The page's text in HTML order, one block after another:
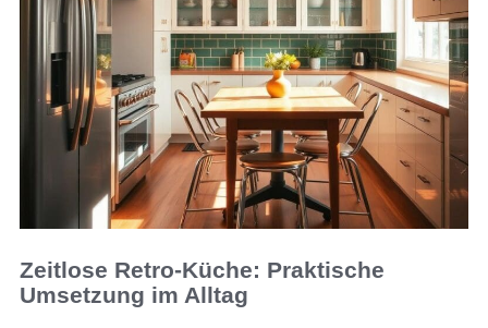
Zeitlose Retro-Küche: Praktische
Umsetzung im Alltag